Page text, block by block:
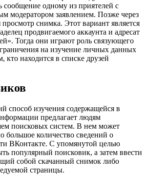
сообщение одному из приятелей с
модератором заявлением. Позже через
просмотр снимка. Этот вариант является
продвигаемого аккаунта и адресат
Тогда они играют роль связующего
на изучение личных данных
кто находится в списке друзей
способ изучения содержащейся в
предлагает людям
поисковых систем. В нем может
большое количество сведений о
ВКонтакте. С упомянутой целью
популярный поисковик, а затем ввести
собой скачанный снимок либо
страницы.